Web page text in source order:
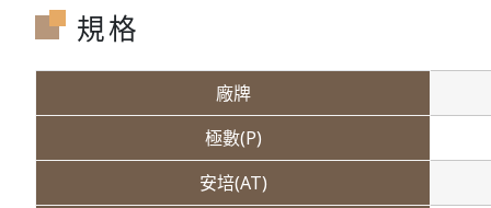
規格
廠牌
極數(P)
安培(AT)